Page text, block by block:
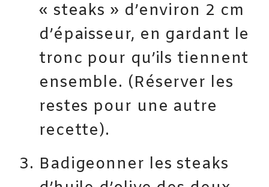
« steaks » d’environ 2 cm
d’épaisseur, en gardant le
tronc pour qu’ils tiennent
ensemble. (Réserver les
restes pour une autre
recette).
Badigeonner les steaks